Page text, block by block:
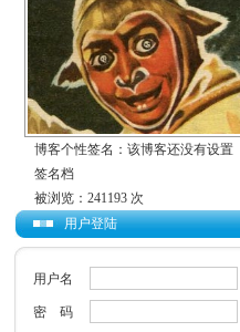
博客个性签名：该博客还没有设置
签名档
被浏览：241193 次
用户登陆
用户名
密 码